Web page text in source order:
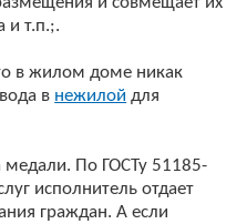
и т.п.;.
в жилом доме никак
в нежилой для
медали. По ГОСТу 51185-
исполнитель отдает
граждан. А если